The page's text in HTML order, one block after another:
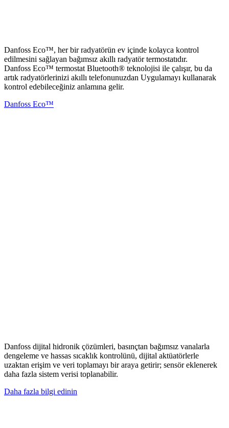
Danfoss Eco™, her bir radyatörün ev içinde kolayca kontrol
edilmesini sağlayan bağımsız akıllı radyatör termostatıdır.
Danfoss Eco™ termostat Bluetooth® teknolojisi ile çalışır, bu da
artık radyatörlerinizi akıllı telefonunuzdan Uygulamayı kullanarak
kontrol edebileceğiniz anlamına gelir.
Danfoss Eco™
Danfoss dijital hidronik çözümleri, basınçtan bağımsız vanalarla
dengeleme ve hassas sıcaklık kontrolünü, dijital aktüatörlerle
uzaktan erişim ve veri toplamayı bir araya getirir; sensör eklenerek
daha fazla sistem verisi toplanabilir.
Daha fazla bilgi edinin